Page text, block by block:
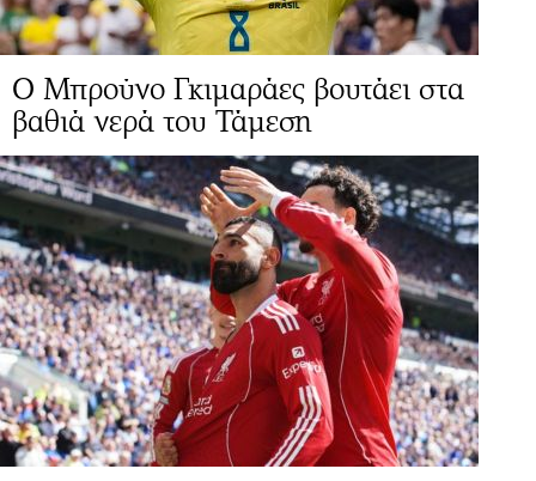
Ο Μπρούνο Γκιμαράες βουτάει στα
βαθιά νερά του Τάμεση